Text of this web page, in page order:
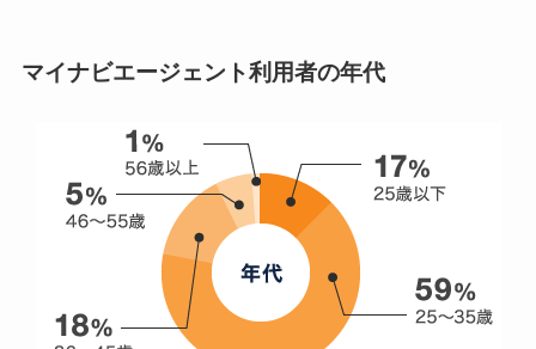
マイナビエージェント利用者の年代